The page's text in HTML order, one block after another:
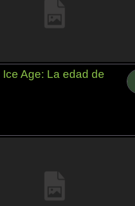
Ice Age: La edad de